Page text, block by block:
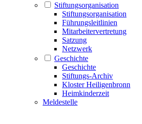
Stiftungsorganisation
Stiftungsorganisation
Führungsleitlinien
Mitarbeitervertretung
Satzung
Netzwerk
Geschichte
Geschichte
Stiftungs-Archiv
Kloster Heiligenbronn
Heimkinderzeit
Meldestelle